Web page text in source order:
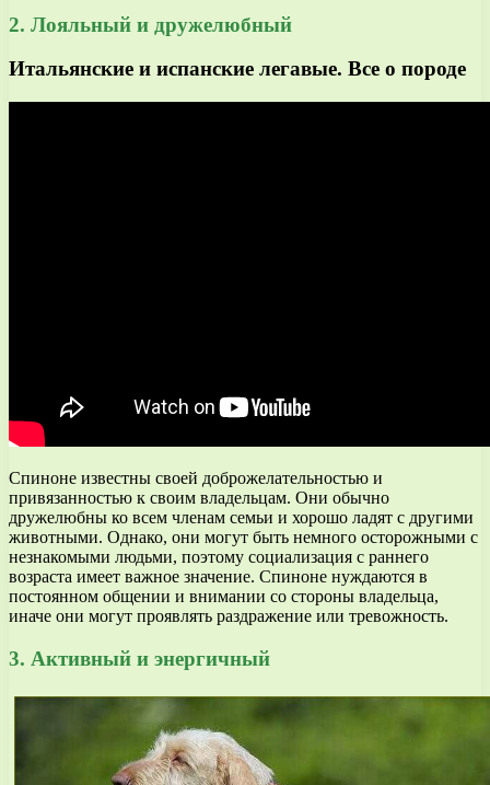
2. Лояльный и дружелюбный
Итальянские и испанские легавые. Все о породе
Спиноне известны своей доброжелательностью и
привязанностью к своим владельцам. Они обычно
дружелюбны ко всем членам семьи и хорошо ладят с другими
животными. Однако, они могут быть немного осторожными с
незнакомыми людьми, поэтому социализация с раннего
возраста имеет важное значение. Спиноне нуждаются в
постоянном общении и внимании со стороны владельца,
иначе они могут проявлять раздражение или тревожность.
3. Активный и энергичный